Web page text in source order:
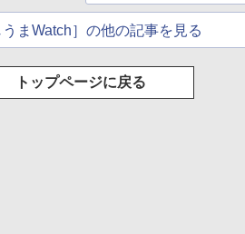
うまWatch］の他の記事を見る
トップページに戻る